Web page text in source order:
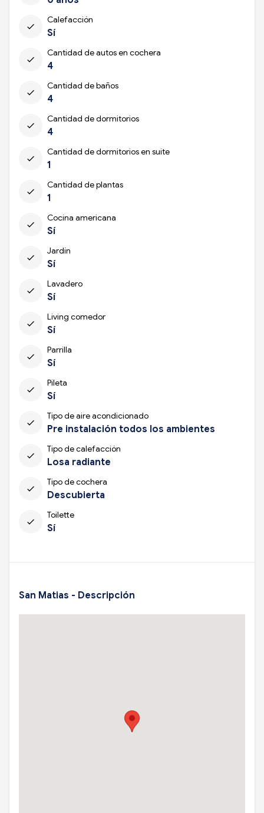
check
Calefacción
Sí
check
Cantidad de autos en cochera
4
check
Cantidad de baños
4
check
Cantidad de dormitorios
4
check
Cantidad de dormitorios en suite
1
check
Cantidad de plantas
1
check
Cocina americana
Sí
check
Jardín
Sí
check
Lavadero
Sí
check
Living comedor
Sí
check
Parrilla
Sí
check
Pileta
Sí
check
Tipo de aire acondicionado
Pre instalación todos los ambientes
check
Tipo de calefacción
Losa radiante
check
Tipo de cochera
Descubierta
check
Toilette
Sí
San Matias - Descripción